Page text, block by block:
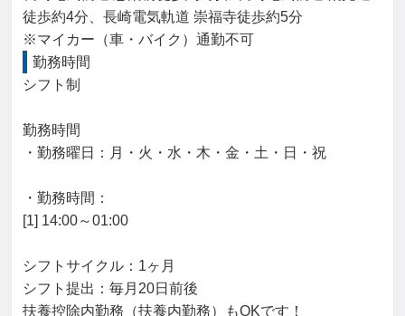
徒歩約4分、長崎電気軌道 崇福寺徒歩約5分
※マイカー（車・バイク）通勤不可
勤務時間
シフト制
勤務時間
・勤務曜日：月・火・水・木・金・土・日・祝
・勤務時間：
[1] 14:00～01:00
シフトサイクル：1ヶ月
シフト提出：毎月20日前後
扶養控除内勤務（扶養内勤務）もOKです！